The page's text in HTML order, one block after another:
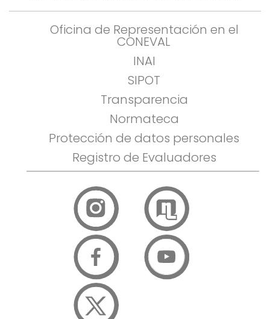
Oficina de Representación en el
CONEVAL
INAI
SIPOT
Transparencia
Normateca
Protección de datos personales
Registro de Evaluadores